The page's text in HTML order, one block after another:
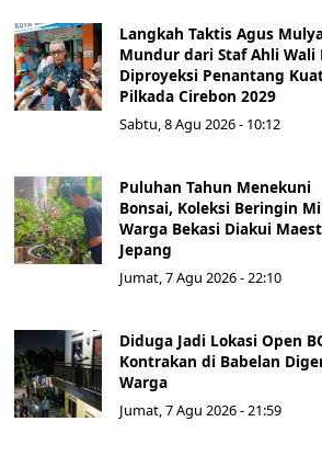
Langkah Taktis Agus
Mundur dari Staf Ahli Wali
Diproyeksi Penantang
Pilkada Cirebon 2029
Sabtu, 8 Agu 2026 - 10:12
Puluhan Tahun Menekuni
Bonsai, Koleksi Beringin
Warga Bekasi Diakui
Jepang
Jumat, 7 Agu 2026 - 22:10
Diduga Jadi Lokasi Open
Kontrakan di Babelan
Warga
Jumat, 7 Agu 2026 - 21:59